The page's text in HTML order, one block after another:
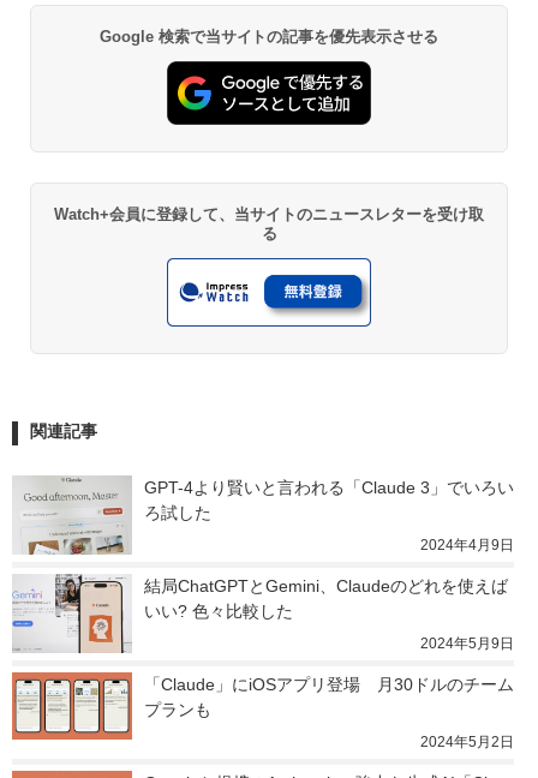
Google 検索で当サイトの記事を優先表示させる
Watch+会員に登録して、当サイトのニュースレターを受け取
る
関連記事
GPT-4より賢いと言われる「Claude 3」でいろい
ろ試した
2024年4月9日
結局ChatGPTとGemini、Claudeのどれを使えば
いい? 色々比較した
2024年5月9日
「Claude」にiOSアプリ登場　月30ドルのチーム
プランも
2024年5月2日